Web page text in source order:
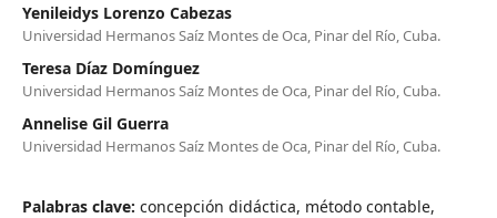
Yenileidys Lorenzo Cabezas
Universidad Hermanos Saíz Montes de Oca, Pinar del Río, Cuba.
Teresa Díaz Domínguez
Universidad Hermanos Saíz Montes de Oca, Pinar del Río, Cuba.
Annelise Gil Guerra
Universidad Hermanos Saíz Montes de Oca, Pinar del Río, Cuba.
Palabras clave: concepción didáctica, método contable,